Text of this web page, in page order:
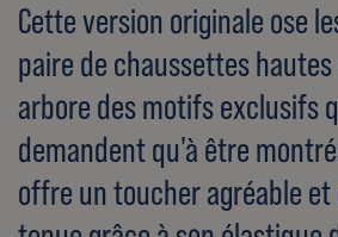
Cette version originale ose
paire de chaussettes
arbore des motifs exclusifs
demandent qu'à être
offre un toucher agréable et